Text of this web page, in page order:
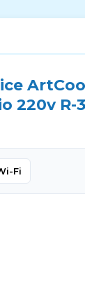
220v R-
Fi